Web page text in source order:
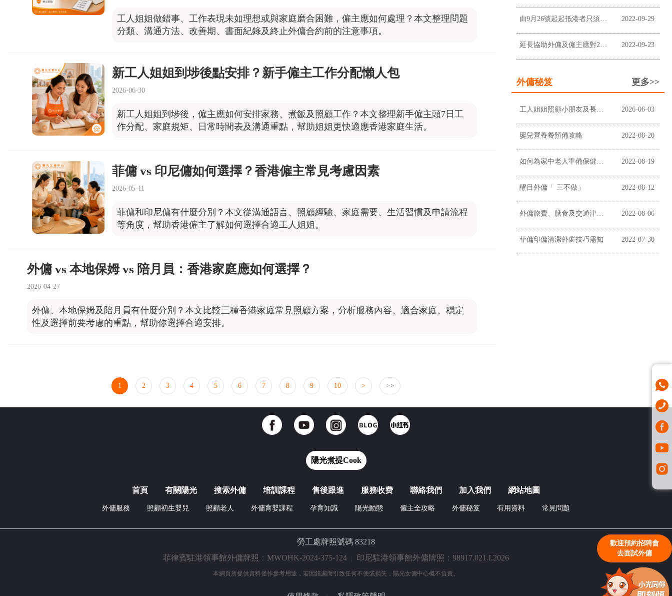
工人姐姐做錯事、工作表現未如理想或與家庭磨合困難，僱主應如何處理？本文整理問題
分類、溝通方法、改善期、書面紀錄及終止外傭合約前的注意事項。
新工人姐姐到埗後點安排？新手僱主工作分配懶人包
2026-06-30
新工人姐姐到埗後，僱主應如何安排家務、煮飯及照顧工作？本文整理新手僱主頭7日工
作分配、家庭規矩、日常時間表及溝通重點，幫助姐姐更快適應香港家庭生活。
菲傭 vs 印尼傭如何選擇？香港僱主常見考慮因素
2026-05-11
菲傭和印尼傭有什麼分別？本文從溝通語言、照顧經驗、家庭需要、生活習慣及申請流程
等角度，幫助香港僱主了解如何選擇合適工人姐姐。
外傭 vs 本地保姆 vs 陪月員：香港家庭應如何選擇？
2026-04-27
外傭、本地保姆及陪月員有什麼分別？本文比較三種香港家庭常見照顧方案，分析服務內容、適合家庭、穩定
性及選擇前要考慮的重點，幫助你選擇合適安排。
1 2 3 4 5 6 7 8 9 10 > >>
由9月26號起起抵港者只須居家監察三日 2022-09-29
延長協助外傭及僱主應對2019冠狀病毒病疫情 2022-09-23
外傭秘笈 更多>>
工人姐姐照顧小朋友及長者：家居安全與日常應變清單 2026-06-03
嬰兒營養餐預備攻略 2022-08-20
如何為家中老人準備保健營養餐 (菲傭印傭必看) 2022-08-19
醒目外傭「 三不做」 2022-08-12
外傭旅費、膳食及交通津貼問題一筆清 2022-08-06
菲傭印傭清潔外窗技巧需知 2022-07-30
陽光煮提Cook
首頁 有關陽光 搜索外傭 培訓課程 售後跟進 服務收费 聯絡我們 加入我們 網站地圖
外傭服務 照顧初生嬰兒 照顧老人 外傭育嬰課程 孕育知識 陽光動態 僱主全攻略 外傭秘笈 有用資料 常見問題
勞工處牌照號碼 83218
菲律賓駐港領事館外傭牌照：MWOHK-2024-375-124
印尼駐港領事館外傭牌照：98917.021.I.2026
本網頁所提供資料僅作參考用途，若因錯漏而引致任何不便或損失，陽光女傭中心概不負責。
歡迎預約招聘會
去面試外傭